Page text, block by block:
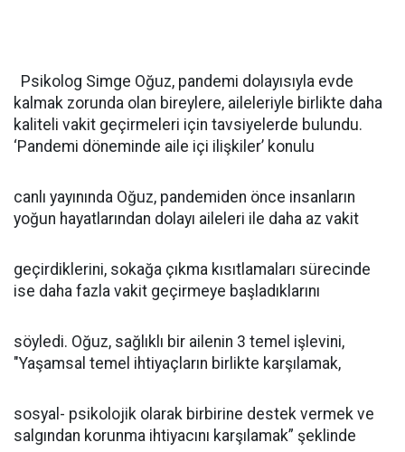
Psikolog Simge Oğuz, pandemi dolayısıyla evde
kalmak zorunda olan bireylere, aileleriyle birlikte daha
kaliteli vakit geçirmeleri için tavsiyelerde bulundu.
‘Pandemi döneminde aile içi ilişkiler’ konulu
canlı yayınında Oğuz, pandemiden önce insanların
yoğun hayatlarından dolayı aileleri ile daha az vakit
geçirdiklerini, sokağa çıkma kısıtlamaları sürecinde
ise daha fazla vakit geçirmeye başladıklarını
söyledi. Oğuz, sağlıklı bir ailenin 3 temel işlevini,
"Yaşamsal temel ihtiyaçların birlikte karşılamak,
sosyal- psikolojik olarak birbirine destek vermek ve
salgından korunma ihtiyacını karşılamak” şeklinde